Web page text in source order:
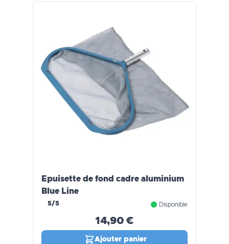
Epuisette de fond cadre aluminium
Blue Line
5/5 Disponible
14,90 €
Ajouter panier